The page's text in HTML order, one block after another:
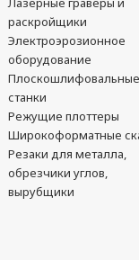
раскройщики
Электроэрозионное
оборудование
Плоскошлифовальные
станки
Режущие плоттеры
Широкоформатные
Резаки для металла,
обрезчики углов,
вырубщики